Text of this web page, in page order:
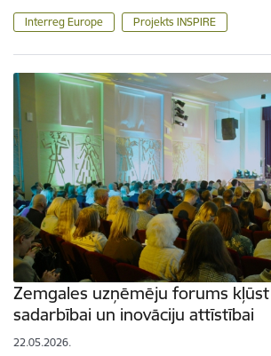
Interreg Europe Projekts INSPIRE
Zemgales uzņēmēju forums
sadarbībai un inovāciju attīstībai
22.05.2026.